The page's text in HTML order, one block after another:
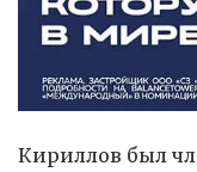
Кириллов был